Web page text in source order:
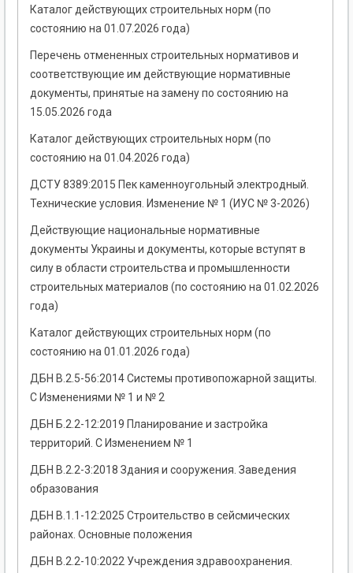
Каталог действующих строительных норм (по
состоянию на 01.07.2026 года)
Перечень отмененных строительных нормативов и
соответствующие им действующие нормативные
документы, принятые на замену по состоянию на
15.05.2026 года
Каталог действующих строительных норм (по
состоянию на 01.04.2026 года)
ДСТУ 8389:2015 Пек каменноугольный электродный.
Технические условия. Изменение № 1 (ИУС № 3-2026)
Действующие национальные нормативные
документы Украины и документы, которые вступят в
силу в области строительства и промышленности
строительных материалов (по состоянию на 01.02.2026
года)
Каталог действующих строительных норм (по
состоянию на 01.01.2026 года)
ДБН В.2.5-56:2014 Системы противопожарной защиты.
С Изменениями № 1 и № 2
ДБН Б.2.2-12:2019 Планирование и застройка
территорий. С Изменением № 1
ДБН В.2.2-3:2018 Здания и сооружения. Заведения
образования
ДБН В.1.1-12:2025 Строительство в сейсмических
районах. Основные положения
ДБН В.2.2-10:2022 Учреждения здравоохранения.